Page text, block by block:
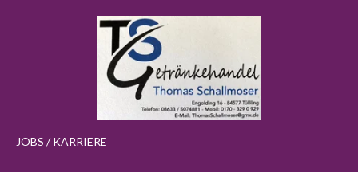
JOBS / KARRIERE